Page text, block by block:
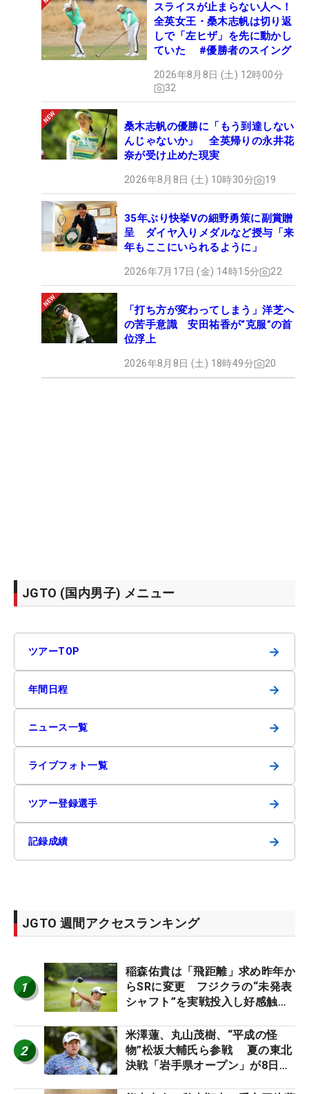
スライスが止まらない人へ！
全英女王・桑木志帆は切り返
しで「左ヒザ」を先に動かし
ていた #優勝者のスイング
2026年8月8日 (土) 12時00分
32
桑木志帆の優勝に「もう到達しない
んじゃないか」 全英帰りの永井花
奈が受け止めた現実
2026年8月8日 (土) 10時30分 19
35年ぶり快挙Vの細野勇策に副賞贈
呈 ダイヤ入りメダルなど授与「来
年もここにいられるように」
2026年7月17日 (金) 14時15分 22
「打ち方が変わってしまう」洋芝へ
の苦手意識 安田祐香が“克服”の首
位浮上
2026年8月8日 (土) 18時49分 20
JGTO (国内男子) メニュー
ツアーTOP →
年間日程 →
ニュース一覧 →
ライブフォト一覧 →
ツアー登録選手 →
記録成績 →
JGTO 週間アクセスランキング
1
稲森佑貴は「飛距離」求め昨年か
らSRに変更 フジクラの“未発表
シャフト”を実戦投入し好感触
ーのヒトネタ！】
2
米澤蓮、丸山茂樹、“平成の怪
物”松坂大輔氏ら参戦 夏の東北
決戦「岩手県オープン」が8日開